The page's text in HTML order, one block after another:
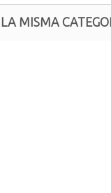
MISMA